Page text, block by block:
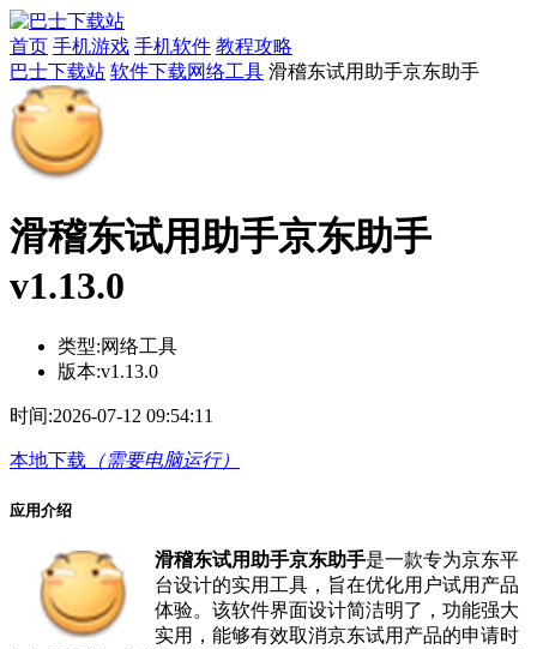
首页 手机游戏 手机软件 教程攻略
巴士下载站 软件下载网络工具 滑稽东试用助手京东助手
滑稽东试用助手京东助手
v1.13.0
类型:网络工具
版本:v1.13.0
时间:2026-07-12 09:54:11
本地下载 （需要电脑运行）
应用介绍
滑稽东试用助手京东助手是一款专为京东平
台设计的实用工具，旨在优化用户试用产品
体验。该软件界面设计简洁明了，功能强大
实用，能够有效取消京东试用产品的申请时